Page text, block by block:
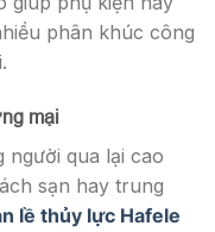
phân khúc công
mại
người qua lại cao
sạn hay trung
lề thủy lực Hafele